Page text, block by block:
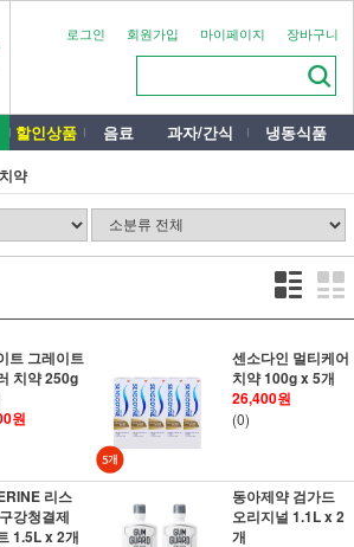
로그인 회원가입 마이페이지 장바구니
할인상품 음료 과자/간식 냉동식품
약
트 그레이트
치약 250g
원
센소다인 멀티케어
치약 100g x 5개
26,400원
(0)
리스
강청결제
1.5L x 2개
동아제약 검가드
오리지널 1.1L x 2
개